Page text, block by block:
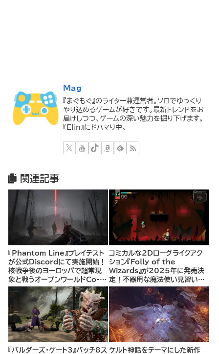
Mag
『まぐもぐ』のライター兼運営者。ソロでゆっくり
やり込めるゲームが好きです。最新トレンドをお
届けしつつ、ゲームの深い魅力を掘り下げます。
『Elin』にドハマり中。
関連記事
『Phantom Line』プレイテスト
が公式Discordにて実施開始！
核戦争後のヨーロッパで超常現
象と戦うオープンワールドCo-
opシューター
コミカルな2Dローグライクアク
ション『Folly of the
Wizards』が2025年に発売決
定！不器用な魔法使い見習いと
して、ランダム生成ダンジョンを
探索し、世界を救う冒険へ。
『バルダーズ・ゲート3』パッチ8ス ケルト神話をテーマにした新作